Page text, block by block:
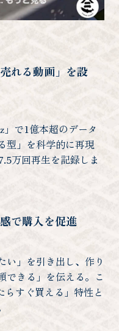
れる動画」を設
で1億本超のデータ
型」を科学的に再現
万回再生を記録しま
で購入を促進
い」を引き出し、作り
できる」を伝える。こ
すぐ買える」特性と